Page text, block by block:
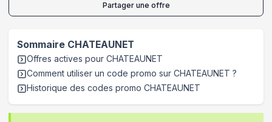
Partager une offre
Sommaire CHATEAUNET
Offres actives pour CHATEAUNET
Comment utiliser un code promo sur CHATEAUNET ?
Historique des codes promo CHATEAUNET